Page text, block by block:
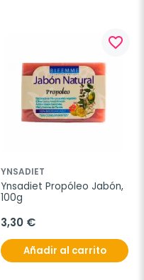
favorite_border
YNSADIET
Ynsadiet Propóleo Jabón,
100g
3,30 €
Añadir al carrito